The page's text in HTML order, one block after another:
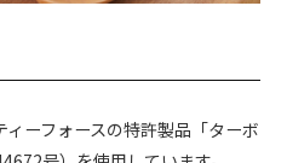
ーフォースの特許製品「ターボ